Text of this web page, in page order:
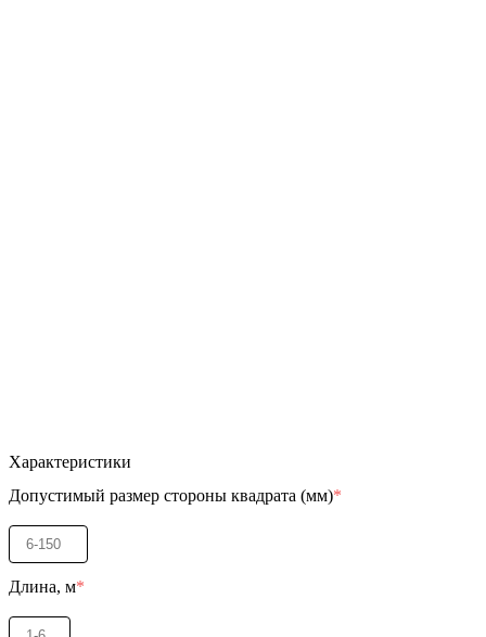
Характеристики
Допустимый размер стороны квадрата (мм)*
Длина, м*